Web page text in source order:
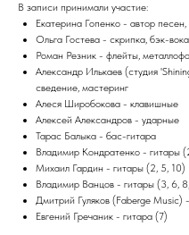
В записи принимали участие:
Екатерина Гопенко - автор песен,
Ольга Гостева - скрипка, бэк-
Роман Резник - флейты,
Александр Илькаев (студия
сведение, мастеринг
Алеся Широбокова - клавишные
Алексей Александров - ударные
Тарас Балыка - бас-гитара
Владимир Кондратенко - гитары
Михаил Гардин - гитары (2, 5, 10)
Владимир Ванцов - гитары (3, 6,
Дмитрий Гуляков (Faberge Music)
Евгений Гречаник - гитара (7)